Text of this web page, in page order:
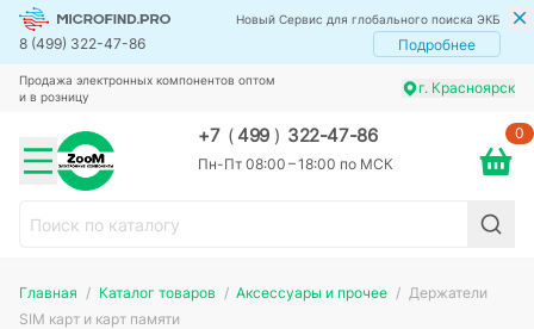
Новый Сервис для глобального поиска ЭКБ
8 (499) 322-47-86 Подробнее
Продажа электронных компонентов оптом
и в розницу
г. Красноярск
+7 (499 ) 322-47-86
Пн-Пт 08:00 – 18:00 по МСК
0
Главная Каталог товаров Аксессуары и прочее
Держатели
SIM карт и карт памяти